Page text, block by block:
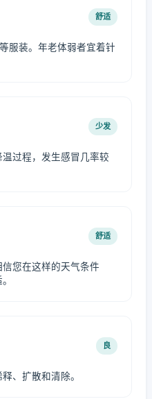
舒适
服装。年老体弱者宜着针
少发
过程，发生感冒几率较
舒适
您在这样的天气条件
良
、扩散和清除。